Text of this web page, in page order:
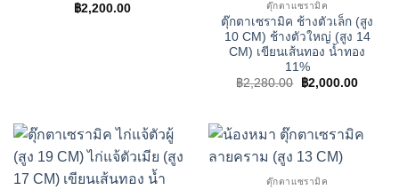
฿2,200.00 ตุ๊กตาเเซรามิค
ตุ๊กตาเซรามิค ช้างตัวเล็ก (สูง
10 CM) ช้างตัวใหญ่ (สูง 14
CM) เขียนเส้นทอง น้ำทอง
11%
฿2,280.00
Original
฿2,000.00Current
ตุ๊กตาเเซรามิค